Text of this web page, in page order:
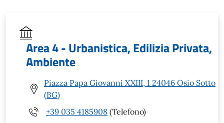
Area 4 - Urbanistica, Edilizia Privata,
Ambiente
Piazza Papa Giovanni XXIII, 1 24046 Osio Sotto
(BG)
+39 035 4185908 (Telefono)